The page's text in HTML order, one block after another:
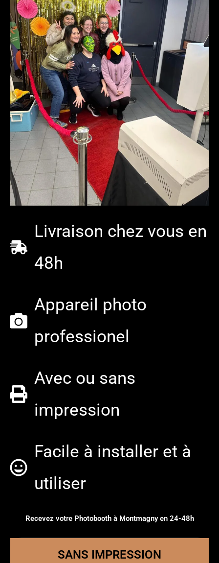
Livraison chez vous en
48h
Appareil photo
professionel
Avec ou sans
impression
Facile à installer et à
utiliser
Recevez votre Photobooth à Montmagny en 24-48h
SANS IMPRESSION